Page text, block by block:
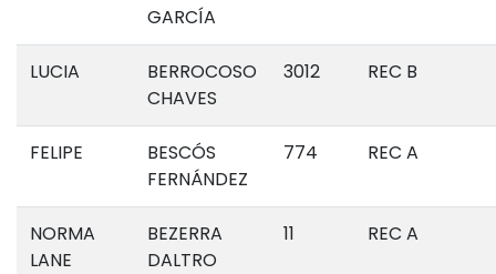
GARCÍA
LUCIA
BERROCOSO
CHAVES
3012 REC B
FELIPE
BESCÓS
FERNÁNDEZ
774 REC A
NORMA
LANE
BEZERRA
DALTRO
11 REC A